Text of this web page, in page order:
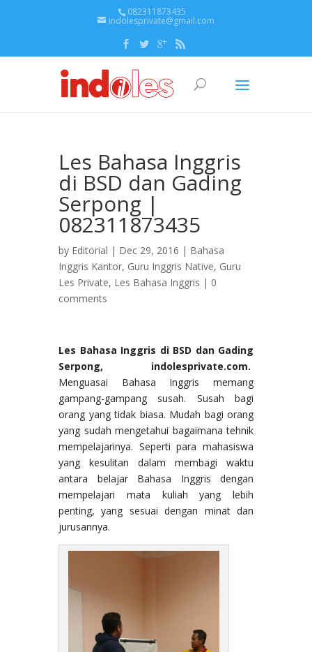
082311873435
indolesprivate@gmail.com
Les Bahasa Inggris
di BSD dan Gading
Serpong |
082311873435
by Editorial | Dec 29, 2016 | Bahasa
Inggris Kantor, Guru Inggris Native, Guru
Les Private, Les Bahasa Inggris | 0
comments
Les Bahasa Inggris di BSD dan Gading
Serpong, indolesprivate.com.
Menguasai Bahasa Inggris memang
gampang-gampang susah. Susah bagi
orang yang tidak biasa. Mudah bagi orang
yang sudah mengetahui bagaimana tehnik
mempelajarinya. Seperti para mahasiswa
yang kesulitan dalam membagi waktu
antara belajar Bahasa Inggris dengan
mempelajari mata kuliah yang lebih
penting, yang sesuai dengan minat dan
jurusannya.